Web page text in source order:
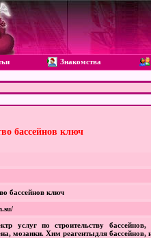
Знакомства
бассейнов ключ
бассейнов ключ
услуг по строительству
мозаики. Хим реагентыдля бассейнов,